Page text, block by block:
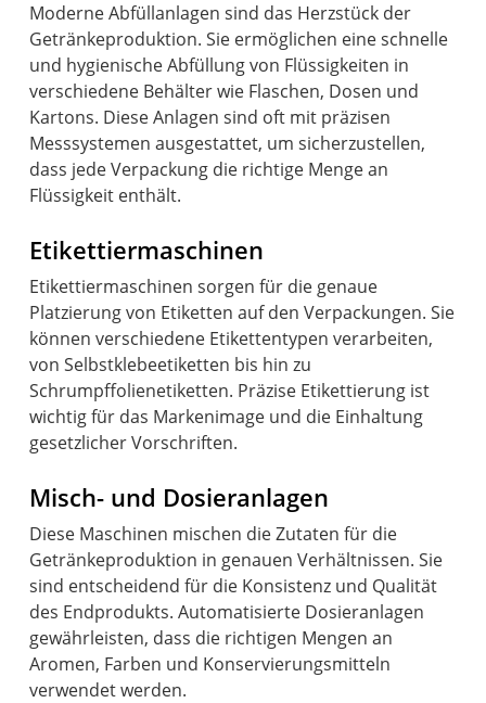
Moderne Abfüllanlagen sind das Herzstück der
Getränkeproduktion. Sie ermöglichen eine schnelle
und hygienische Abfüllung von Flüssigkeiten in
verschiedene Behälter wie Flaschen, Dosen und
Kartons. Diese Anlagen sind oft mit präzisen
Messsystemen ausgestattet, um sicherzustellen,
dass jede Verpackung die richtige Menge an
Flüssigkeit enthält.
Etikettiermaschinen
Etikettiermaschinen sorgen für die genaue
Platzierung von Etiketten auf den Verpackungen. Sie
können verschiedene Etikettentypen verarbeiten,
von Selbstklebeetiketten bis hin zu
Schrumpffolienetiketten. Präzise Etikettierung ist
wichtig für das Markenimage und die Einhaltung
gesetzlicher Vorschriften.
Misch- und Dosieranlagen
Diese Maschinen mischen die Zutaten für die
Getränkeproduktion in genauen Verhältnissen. Sie
sind entscheidend für die Konsistenz und Qualität
des Endprodukts. Automatisierte Dosieranlagen
gewährleisten, dass die richtigen Mengen an
Aromen, Farben und Konservierungsmitteln
verwendet werden.